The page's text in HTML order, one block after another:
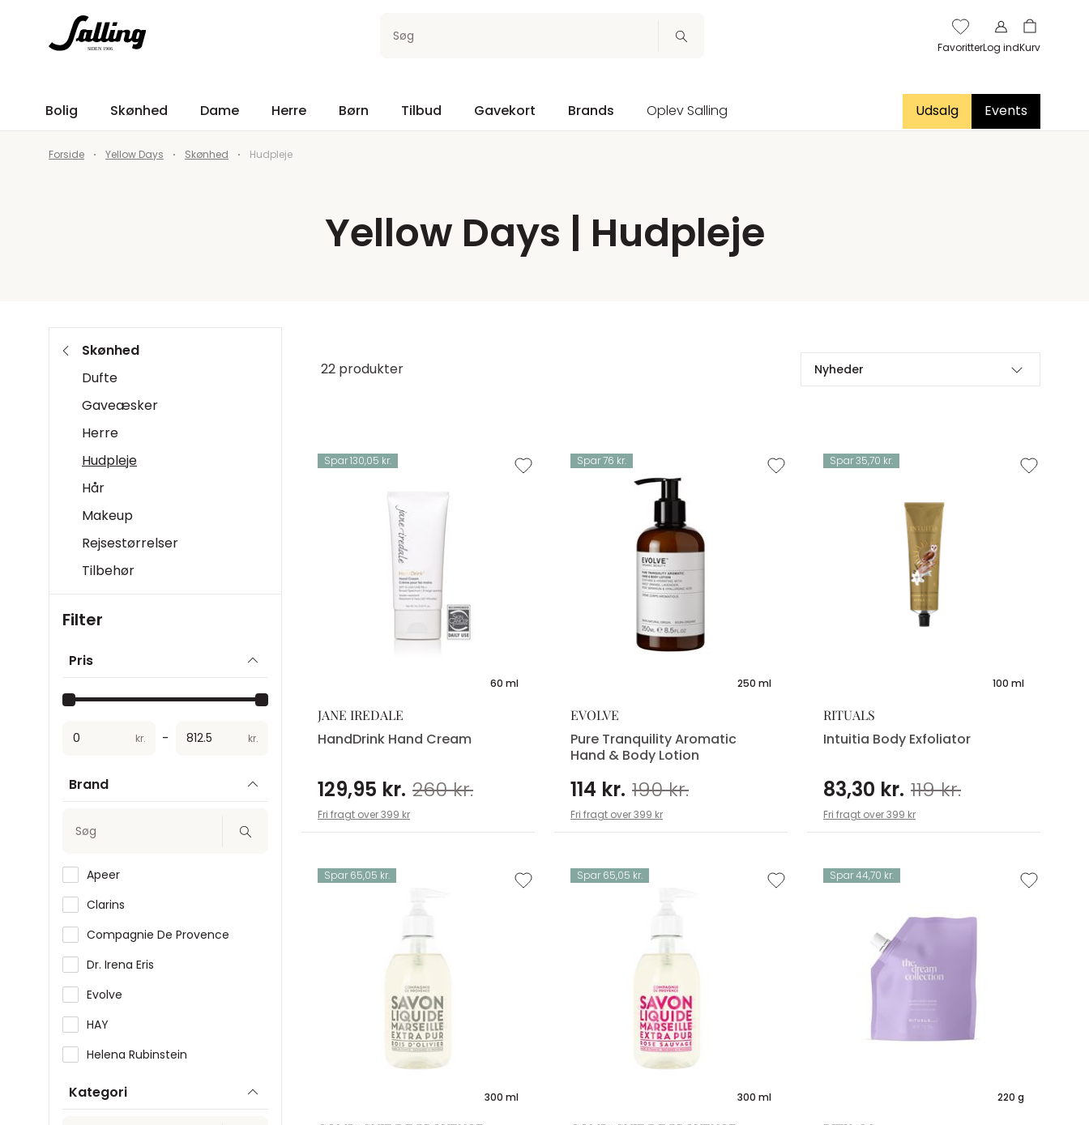
Søg
FavoritterLog indKurv
Bolig Skønhed Dame Herre Børn Tilbud Gavekort Brands Oplev Salling Udsalg Events
Forside Yellow Days Skønhed Hudpleje
Yellow Days | Hudpleje
Skønhed
Dufte
Gaveæsker
Herre
Hudpleje
Hår
Makeup
Rejsestørrelser
Tilbehør
Filter
Pris
kr. - kr.
Brand
Søg
Apeer
Clarins
Compagnie De Provence
Dr. Irena Eris
Evolve
HAY
Helena Rubinstein
IDUN Minerals
Kategori
22 produkter Nyheder
Spar 130,05 kr.
60 ml
JANE IREDALE
HandDrink Hand Cream
129,95 kr. 260 kr.
Fri fragt over 399 kr
Spar 76 kr.
250 ml
EVOLVE
Pure Tranquility Aromatic
Hand & Body Lotion
114 kr. 190 kr.
Fri fragt over 399 kr
Spar 35,70 kr.
100 ml
RITUALS
Intuitia Body Exfoliator
83,30 kr. 119 kr.
Fri fragt over 399 kr
Spar 65,05 kr.
300 ml
Spar 65,05 kr.
300 ml
Spar 44,70 kr.
220 g